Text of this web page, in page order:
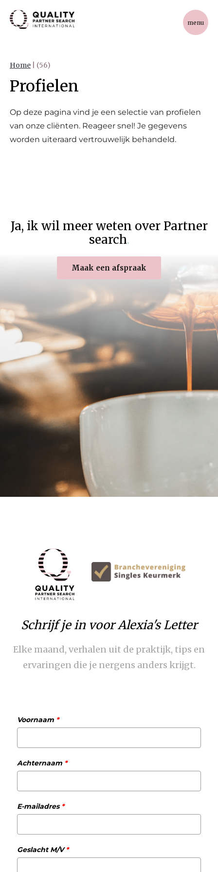
menu
Home (56)
Profielen
Op deze pagina vind je een selectie van profielen
van onze cliënten. Reageer snel! Je gegevens
worden uiteraard vertrouwelijk behandeld.
Ja, ik wil meer weten over Partner
search.
Maak een afspraak
Schrijf je in voor Alexia's Letter
Elke maand, verhalen uit de praktijk, tips en
ervaringen die je nergens anders krijgt.
Voornaam *
Achternaam *
E-mailadres*
Geslacht M/V*